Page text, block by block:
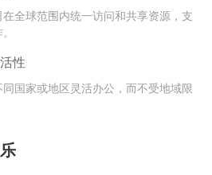
在全球范围内统一访问和共享资源，支
性
国家或地区灵活办公，而不受地域限